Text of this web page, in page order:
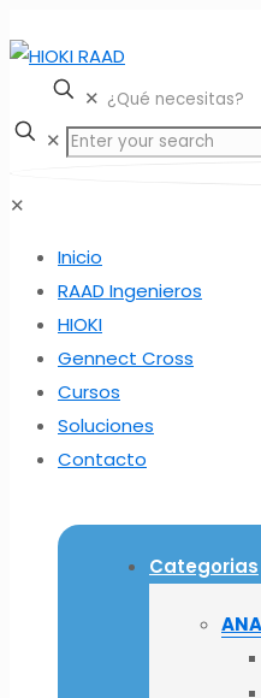
✕
✕
✕
Inicio
RAAD Ingenieros
HIOKI
Gennect Cross
Cursos
Soluciones
Contacto
Categorias